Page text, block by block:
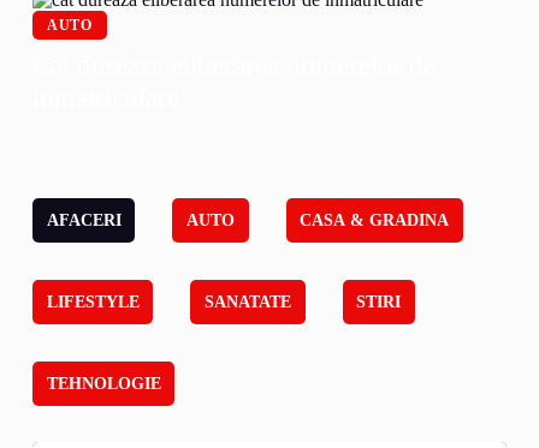
AUTO
AFACERI AUTO CASA & GRADINA
LIFESTYLE SANATATE STIRI
TEHNOLOGIE